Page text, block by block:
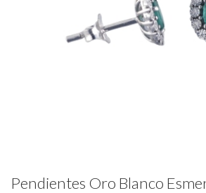
Pendientes Oro Blanco